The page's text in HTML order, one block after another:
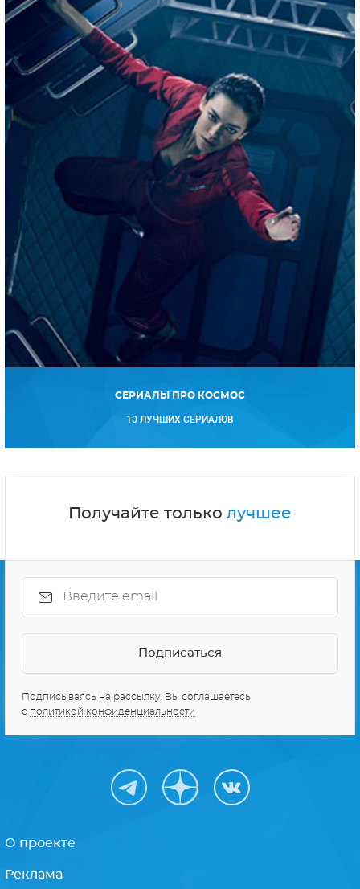
СЕРИАЛЫ ПРО КОСМОС
10 ЛУЧШИХ СЕРИАЛОВ
Получайте только лучшее
Подписываясь на рассылку, Вы соглашаетесь
с политикой конфиденциальности
О проекте
Реклама